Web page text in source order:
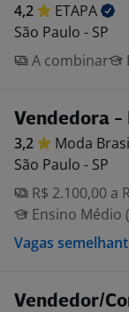
4,2
ETAPA
São Paulo - SP
A combinar
Vendedora -
3,2 Moda
São Paulo - SP
R$ 2.100,00 a
Ensino Médio
Vagas
Vendedor/